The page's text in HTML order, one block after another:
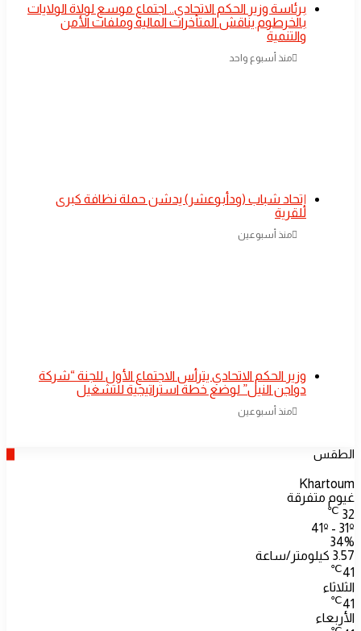
​برئاسة وزير الحكم الاتحادي.. اجتماع موسع لولاة الولايات
بالخرطوم يناقش المتأخرات المالية وملفات الأمن
والتنمية
منذ أسبوع واحد
إتحاد شباب (ودأبوعشر) يدشن حملة نظافة كبرى
للقرية
منذ أسبوعين
وزير الحكم الاتحادي يترأس الاجتماع الأول للجنة “شركة
دواجن النيل” لوضع خطة استراتيجية للتشغيل
منذ أسبوعين
الطقس
Khartoum
غيوم متفرقة
32
℃
41º - 31º
34%
3.57 كيلومتر/ساعة
41
℃
الثلاثاء
41
℃
الأربعاء